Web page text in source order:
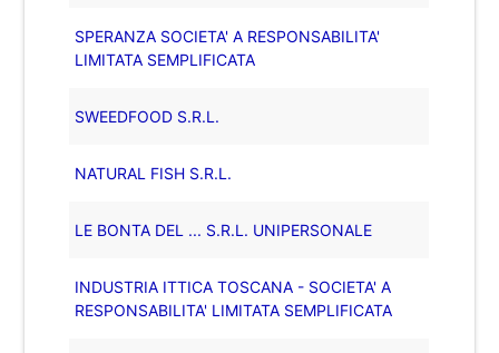
SPERANZA SOCIETA' A RESPONSABILITA'
LIMITATA SEMPLIFICATA
SWEEDFOOD S.R.L.
NATURAL FISH S.R.L.
LE BONTA DEL ... S.R.L. UNIPERSONALE
INDUSTRIA ITTICA TOSCANA - SOCIETA' A
RESPONSABILITA' LIMITATA SEMPLIFICATA